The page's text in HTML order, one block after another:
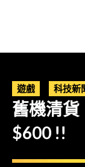
遊戲 科技新
舊機清貨
$600 !!